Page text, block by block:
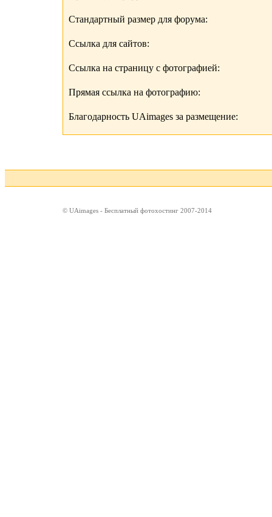
Стандартный размер для форума:
Ссылка для сайтов:
Ссылка на страницу с фотографией:
Прямая ссылка на фотографию:
Благодарность UAimages за размещение:
© UAimages - Бесплатный фотохостинг 2007-2014